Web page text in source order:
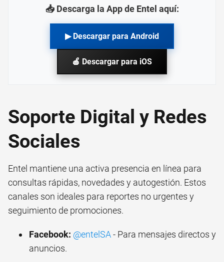
📥 Descarga la App de Entel aquí:
▶ Descargar para Android
🍎 Descargar para iOS
Soporte Digital y Redes
Sociales
Entel mantiene una activa presencia en línea para
consultas rápidas, novedades y autogestión. Estos
canales son ideales para reportes no urgentes y
seguimiento de promociones.
Facebook: @entelSA- Para mensajes directos y
anuncios.